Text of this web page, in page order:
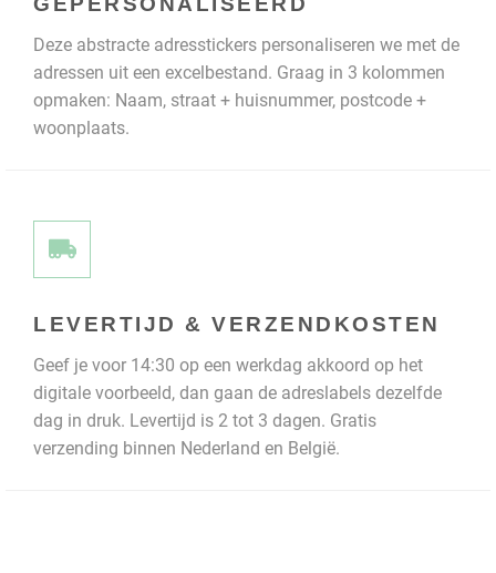
Deze abstracte adresstickers personaliseren we met de
adressen uit een excelbestand. Graag in 3 kolommen
opmaken: Naam, straat + huisnummer, postcode +
woonplaats.
LEVERTIJD & VERZENDKOSTEN
Geef je voor 14:30 op een werkdag akkoord op het
digitale voorbeeld, dan gaan de adreslabels dezelfde
dag in druk. Levertijd is 2 tot 3 dagen. Gratis
verzending binnen Nederland en België.